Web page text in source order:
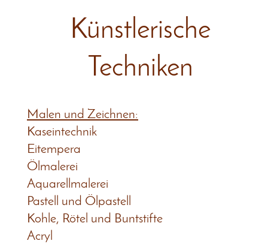
Künstlerische
Techniken
Malen und Zeichnen:
Kaseintechnik
Eitempera
Ölmalerei
Aquarellmalerei
Pastell und Ölpastell
Kohle, Rötel und Buntstifte
Acryl